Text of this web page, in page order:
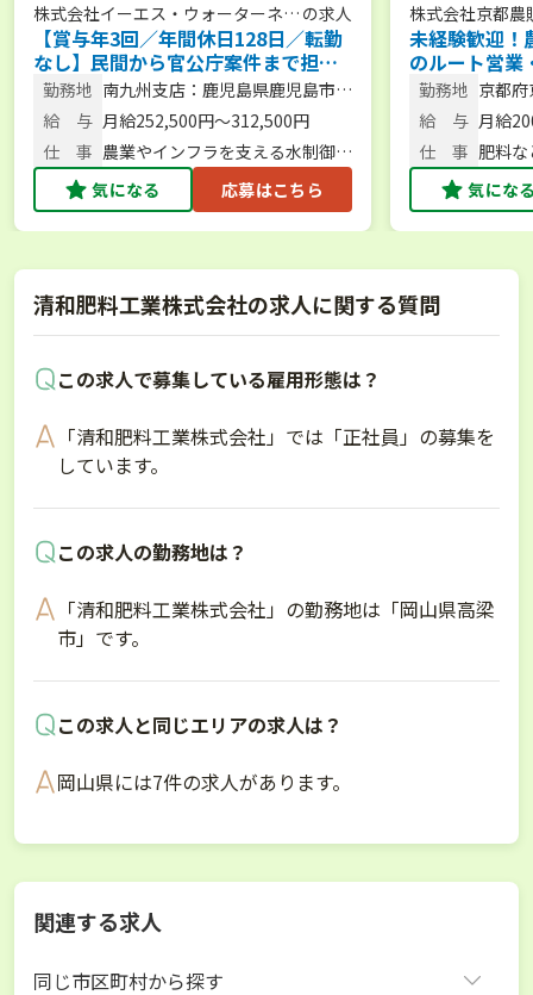
株式会社イーエス・ウォーターネッ
ト
の求人
【賞与年3回／年間休日128日／転勤
なし】民間から官公庁案件まで担
当！農業用散水機トップメーカーの
提案営業職＜鹿児島勤務＞
勤務地 南九州支店：鹿児島県鹿児島市下
荒田4丁目54番15号
給 与 月給252,500円～312,500円
仕 事 農業やインフラを支える水制御機
器・散水システムの提案営業
気になる 応募はこちら
株式会社京都農
未経験歓迎！
のルート営業
イム制／完
手当充実◎】
勤務地 京都
町1-1
給 与 月給
仕 事 肥料
気にな
清和肥料工業株式会社の求人に関する質問
この求人で募集している雇用形態は？
「清和肥料工業株式会社」では「正社員」の募集を
しています。
この求人の勤務地は？
「清和肥料工業株式会社」の勤務地は「岡山県高梁
市」です。
この求人と同じエリアの求人は？
岡山県には7件の求人があります。
関連する求人
同じ市区町村から探す